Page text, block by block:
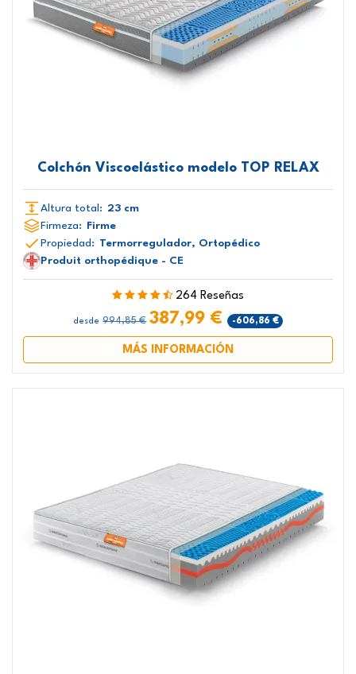
Colchón Viscoelástico modelo TOP RELAX
Altura total: 23 cm
Firmeza:
Firme
Propiedad: Termorregulador, Ortopédico
Produit orthopédique - CE
264 Reseñas
desde 994,85 € 387,99 € -606,86 €
MÁS INFORMACIÓN